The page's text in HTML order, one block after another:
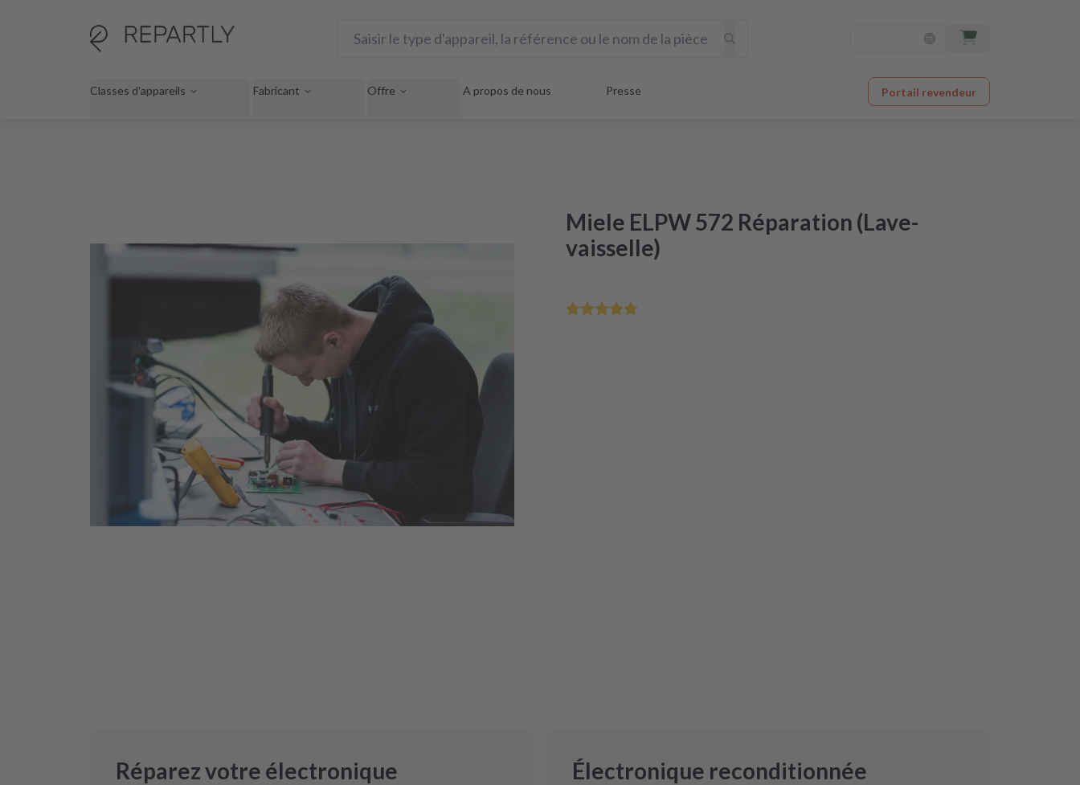
Classes d'appareils Fabricant Offre A propos de nous Presse Portail revendeur
Miele ELPW 572 Réparation (Lave-
vaisselle)
Réparez votre électronique Électronique reconditionnée